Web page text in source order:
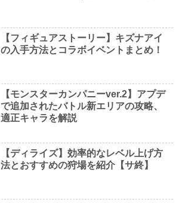
【フィギュアストーリー】キズナアイ
の入手方法とコラボイベントまとめ！
【モンスターカンパニーver.2】アプデ
で追加されたバトル新エリアの攻略、
適正キャラを解説
【ディライズ】効率的なレベル上げ方
法とおすすめの狩場を紹介【サ終】